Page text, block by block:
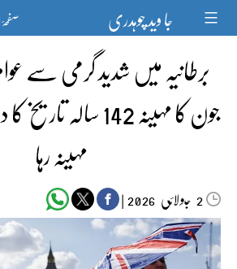
content جا وید چوہدری
برطانیہ میں شدید گرمی سے
جون کا مہینہ 142
مہینہ رہا
2جولائی |